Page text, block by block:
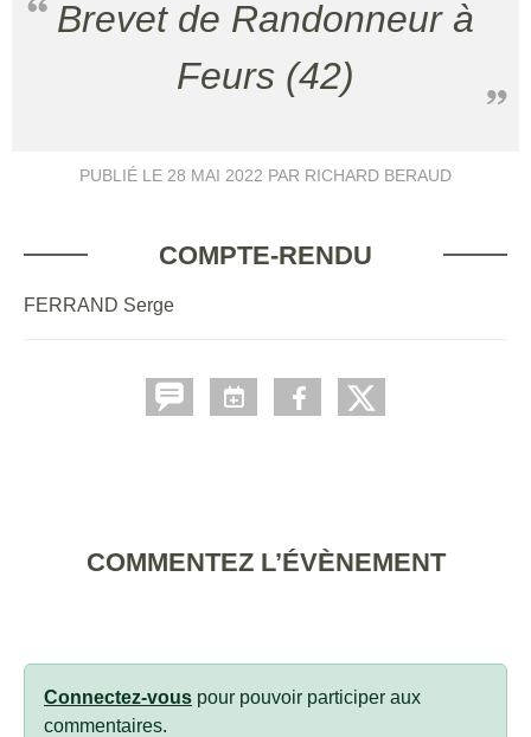
Brevet de Randonneur à
Feurs (42)
PUBLIÉ LE 28 MAI 2022 PAR RICHARD BERAUD
COMPTE-RENDU
FERRAND Serge
COMMENTEZ L’ÉVÈNEMENT
Connectez-vous pour pouvoir participer aux
commentaires.